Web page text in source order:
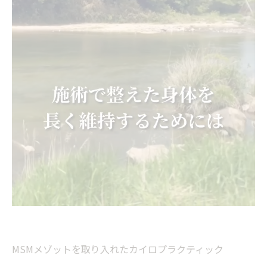
MSMメゾットを取り入れたカイロプラクティック